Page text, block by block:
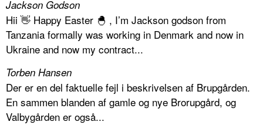
Jackson Godson
Hii 👋 Happy Easter 🐣 , I’m Jackson godson from
Tanzania formally was working in Denmark and now in
Ukraine and now my contract...
Torben Hansen
Der er en del faktuelle fejl i beskrivelsen af Brupgården.
En sammen blanden af gamle og nye Brorupgård, og
Valbygården er også...